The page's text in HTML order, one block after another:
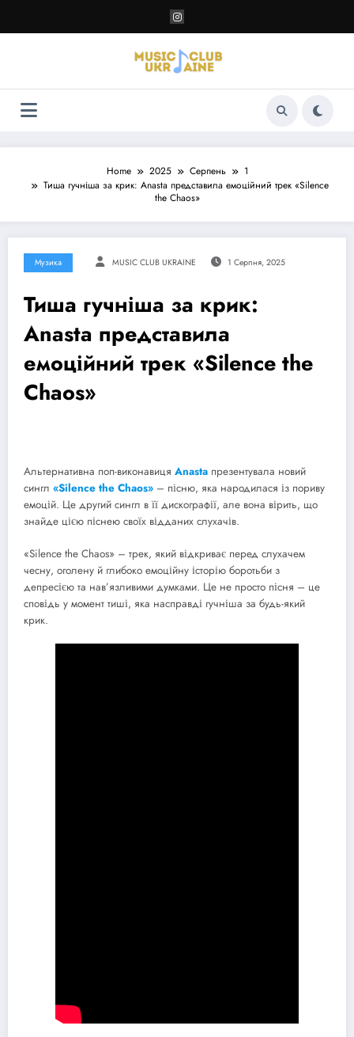
контенту
Home 2025 Серпень
1
Тиша гучніша за крик: Anasta представила емоційний трек «Silence
the Chaos»
Музика MUSIC CLUB UKRAINE 1 Серпня, 2025
Тиша гучніша за крик:
Anasta представила
емоційний трек «Silence the
Chaos»
Альтернативна поп-виконавиця Anasta презентувала новий
сингл «Silence the Chaos» – пісню, яка народилася із пориву
емоцій. Це другий сингл в її дискографії, але вона вірить, що
знайде цією піснею своїх відданих слухачів.
«Silence the Chaos» – трек, який відкриває перед слухачем
чесну, оголену й глибоко емоційну історію боротьби з
депресією та нав’язливими думками. Це не просто пісня – це
сповідь у момент тиші, яка насправді гучніша за будь-який
крик.